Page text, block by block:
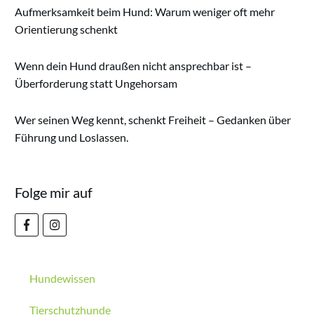
Aufmerksamkeit beim Hund: Warum weniger oft mehr
Orientierung schenkt
Wenn dein Hund draußen nicht ansprechbar ist –
Überforderung statt Ungehorsam
Wer seinen Weg kennt, schenkt Freiheit – Gedanken über
Führung und Loslassen.
Folge mir auf
Hundewissen
Tierschutzhunde